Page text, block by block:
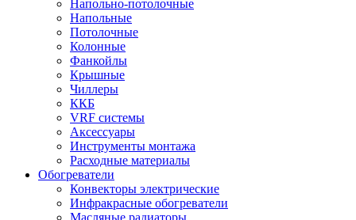
Напольно-потолочные
Напольные
Потолочные
Колонные
Фанкойлы
Крышные
Чиллеры
ККБ
VRF системы
Аксессуары
Инструменты монтажа
Расходные материалы
Обогреватели
Конвекторы электрические
Инфракрасные обогреватели
Масляные радиаторы